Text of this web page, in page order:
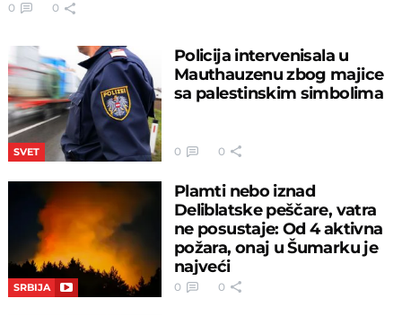
0 0
SVET
Policija intervenisala u
Mauthauzenu zbog majice
sa palestinskim simbolima
0 0
SRBIJA
Plamti nebo iznad
Deliblatske peščare, vatra
ne posustaje: Od 4 aktivna
požara, onaj u Šumarku je
najveći
0 0